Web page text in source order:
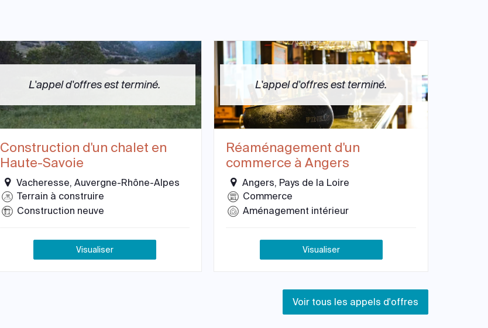
L'appel d'offres est terminé.
Construction d'un chalet en
Haute-Savoie
Vacheresse, Auvergne-Rhône-Alpes
Terrain à construire
Construction neuve
Visualiser
L'appel d'offres est terminé.
Réaménagement d'un
commerce à Angers
Angers, Pays de la Loire
Commerce
Aménagement intérieur
Visualiser
Voir tous les appels d'offres